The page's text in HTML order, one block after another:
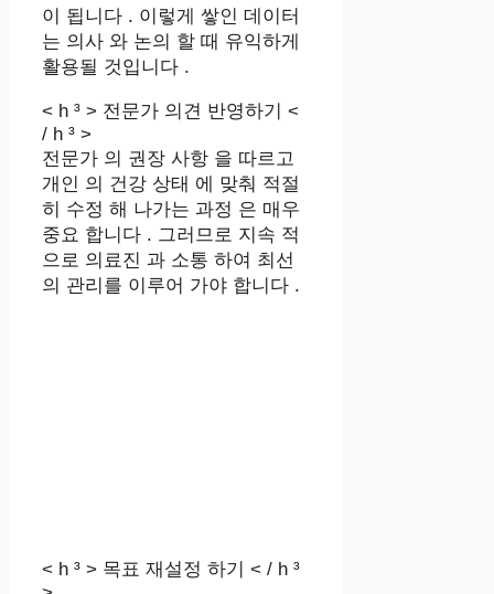
이 됩니다 . 이렇게 쌓인 데이터
는 의사 와 논의 할 때 유익하게
활용될 것입니다 .
< h ³ > 전문가 의견 반영하기 <
/ h ³ >
전문가 의 권장 사항 을 따르고
개인 의 건강 상태 에 맞춰 적절
히 수정 해 나가는 과정 은 매우
중요 합니다 . 그러므로 지속 적
으로 의료진 과 소통 하여 최선
의 관리를 이루어 가야 합니다 .
< h ³ > 목표 재설정 하기 < / h ³